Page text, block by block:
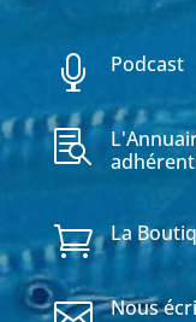
 Podcast

 La
Nous